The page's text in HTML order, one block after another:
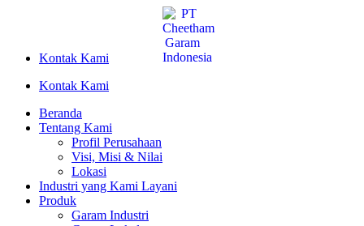
Kontak Kami
Kontak Kami
Beranda
Tentang Kami
Profil Perusahaan
Visi, Misi & Nilai
Lokasi
Industri yang Kami Layani
Produk
Garam Industri